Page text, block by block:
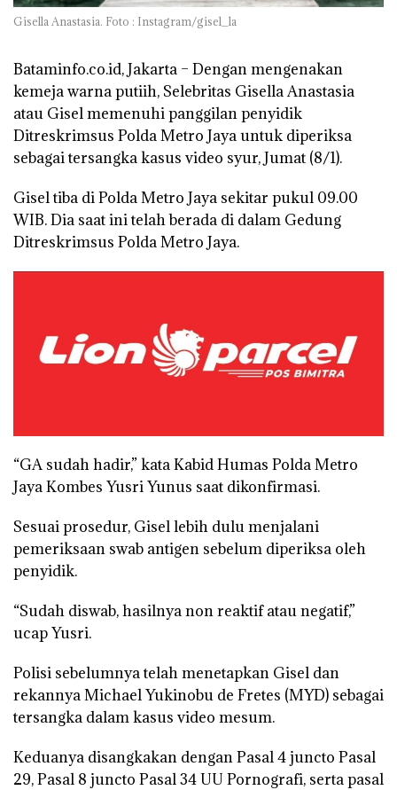
Gisella Anastasia. Foto : Instagram/gisel_la
Bataminfo.co.id, Jakarta – Dengan mengenakan
kemeja warna putiih, Selebritas Gisella Anastasia
atau Gisel memenuhi panggilan penyidik
Ditreskrimsus Polda Metro Jaya untuk diperiksa
sebagai tersangka kasus video syur, Jumat (8/1).
Gisel tiba di Polda Metro Jaya sekitar pukul 09.00
WIB. Dia saat ini telah berada di dalam Gedung
Ditreskrimsus Polda Metro Jaya.
“GA sudah hadir,” kata Kabid Humas Polda Metro
Jaya Kombes Yusri Yunus saat dikonfirmasi.
Sesuai prosedur, Gisel lebih dulu menjalani
pemeriksaan swab antigen sebelum diperiksa oleh
penyidik.
“Sudah diswab, hasilnya non reaktif atau negatif,”
ucap Yusri.
Polisi sebelumnya telah menetapkan Gisel dan
rekannya Michael Yukinobu de Fretes (MYD) sebagai
tersangka dalam kasus video mesum.
Keduanya disangkakan dengan Pasal 4 juncto Pasal
29, Pasal 8 juncto Pasal 34 UU Pornografi, serta pasal